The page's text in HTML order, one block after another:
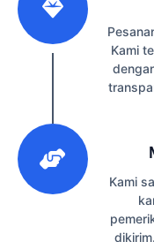
Kami
Kami